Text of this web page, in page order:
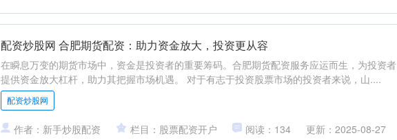
配资炒股网 合肥期货配资：助力资金放大，投资更从容
在瞬息万变的期货市场中，资金是投资者的重要筹码。合肥期货配资服务应运而生，为投资者
提供资金放大杠杆，助力其把握市场机遇。 对于有志于投资股票市场的投资者来说，山....
配资炒股网
作者：新手炒股配资 栏目：股票配资开户 阅读：134 更新：2025-08-27